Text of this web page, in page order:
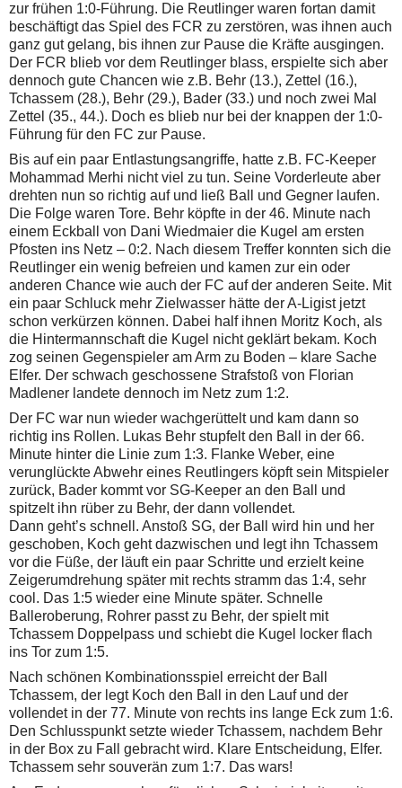
zur frühen 1:0-Führung. Die Reutlinger waren fortan damit
beschäftigt das Spiel des FCR zu zerstören, was ihnen auch
ganz gut gelang, bis ihnen zur Pause die Kräfte ausgingen.
Der FCR blieb vor dem Reutlinger blass, erspielte sich aber
dennoch gute Chancen wie z.B. Behr (13.), Zettel (16.),
Tchassem (28.), Behr (29.), Bader (33.) und noch zwei Mal
Zettel (35., 44.). Doch es blieb nur bei der knappen der 1:0-
Führung für den FC zur Pause.
Bis auf ein paar Entlastungsangriffe, hatte z.B. FC-Keeper
Mohammad Merhi nicht viel zu tun. Seine Vorderleute aber
drehten nun so richtig auf und ließ Ball und Gegner laufen.
Die Folge waren Tore. Behr köpfte in der 46. Minute nach
einem Eckball von Dani Wiedmaier die Kugel am ersten
Pfosten ins Netz – 0:2. Nach diesem Treffer konnten sich die
Reutlinger ein wenig befreien und kamen zur ein oder
anderen Chance wie auch der FC auf der anderen Seite. Mit
ein paar Schluck mehr Zielwasser hätte der A-Ligist jetzt
schon verkürzen können. Dabei half ihnen Moritz Koch, als
die Hintermannschaft die Kugel nicht geklärt bekam. Koch
zog seinen Gegenspieler am Arm zu Boden – klare Sache
Elfer. Der schwach geschossene Strafstoß von Florian
Madlener landete dennoch im Netz zum 1:2.
Der FC war nun wieder wachgerüttelt und kam dann so
richtig ins Rollen. Lukas Behr stupfelt den Ball in der 66.
Minute hinter die Linie zum 1:3. Flanke Weber, eine
verunglückte Abwehr eines Reutlingers köpft sein Mitspieler
zurück, Bader kommt vor SG-Keeper an den Ball und
spitzelt ihn rüber zu Behr, der dann vollendet.
Dann geht’s schnell. Anstoß SG, der Ball wird hin und her
geschoben, Koch geht dazwischen und legt ihn Tchassem
vor die Füße, der läuft ein paar Schritte und erzielt keine
Zeigerumdrehung später mit rechts stramm das 1:4, sehr
cool. Das 1:5 wieder eine Minute später. Schnelle
Balleroberung, Rohrer passt zu Behr, der spielt mit
Tchassem Doppelpass und schiebt die Kugel locker flach
ins Tor zum 1:5.
Nach schönen Kombinationsspiel erreicht der Ball
Tchassem, der legt Koch den Ball in den Lauf und der
vollendet in der 77. Minute von rechts ins lange Eck zum 1:6.
Den Schlusspunkt setzte wieder Tchassem, nachdem Behr
in der Box zu Fall gebracht wird. Klare Entscheidung, Elfer.
Tchassem sehr souverän zum 1:7. Das wars!